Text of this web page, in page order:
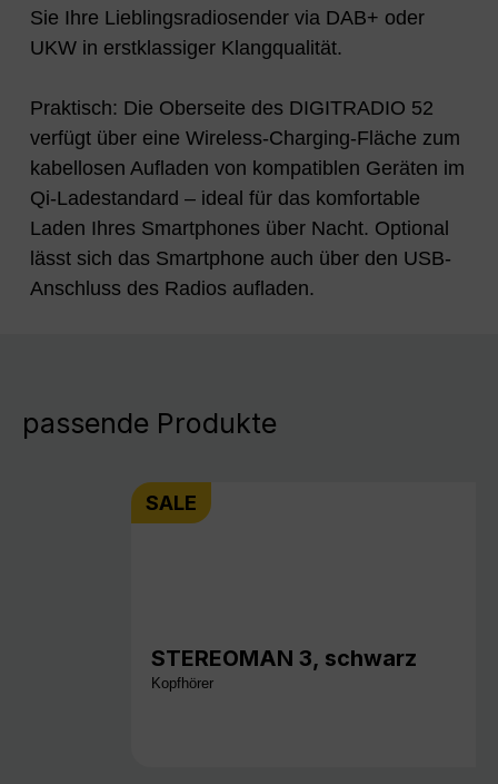
Sie Ihre Lieblingsradiosender via DAB+ oder
UKW in erstklassiger Klangqualität.
Praktisch: Die Oberseite des DIGITRADIO 52
verfügt über eine Wireless-Charging-Fläche zum
kabellosen Aufladen von kompatiblen Geräten im
Qi-Ladestandard – ideal für das komfortable
Laden Ihres Smartphones über Nacht. Optional
lässt sich das Smartphone auch über den USB-
Anschluss des Radios aufladen.
passende Produkte
SALE
STEREOMAN 3, schwarz
Kopfhörer